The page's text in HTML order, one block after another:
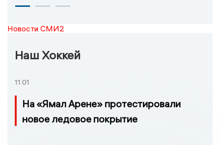
Новости СМИ2
Наш Хоккей
11:01
На «Ямал Арене» протестировали
новое ледовое покрытие